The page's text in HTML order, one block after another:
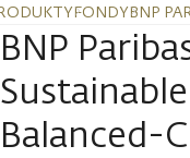
FONDYBNP
BNP
Balanced-